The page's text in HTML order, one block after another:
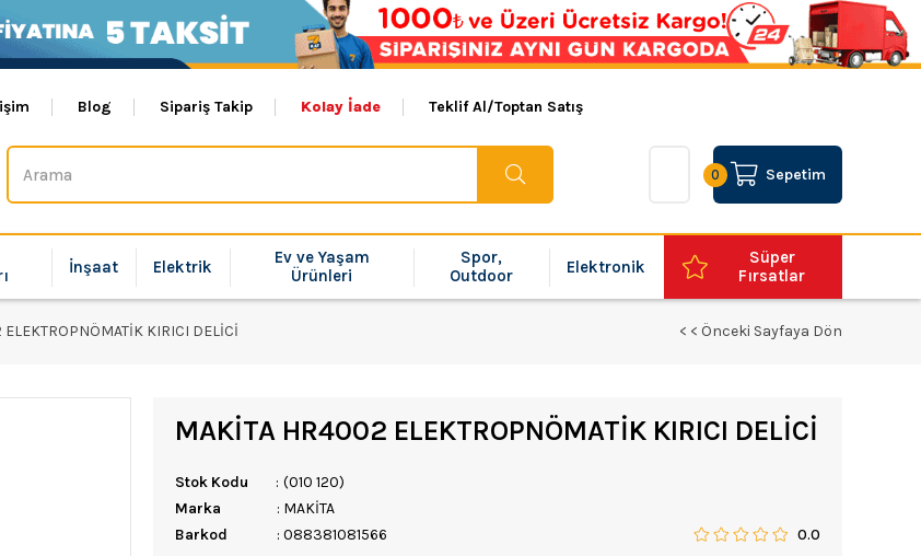
Blog Sipariş Takip Kolay İade Teklif Al/Toptan Satış
Sepetim
0
İnşaat Elektrik
Ev ve Yaşam
Ürünleri
Spor,
Outdoor
Elektronik
Süper
Fırsatlar
KIRICI DELİCİ < < Önceki Sayfaya Dön
MAKİTA HR4002 ELEKTROPNÖMATİK KIRICI DELİCİ
Stok Kodu
(010 120)
Marka
: MAKİTA
Barkod
: 088381081566 0.0